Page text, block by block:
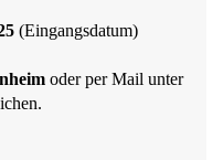
(Eingangsdatum)
oder per Mail unter